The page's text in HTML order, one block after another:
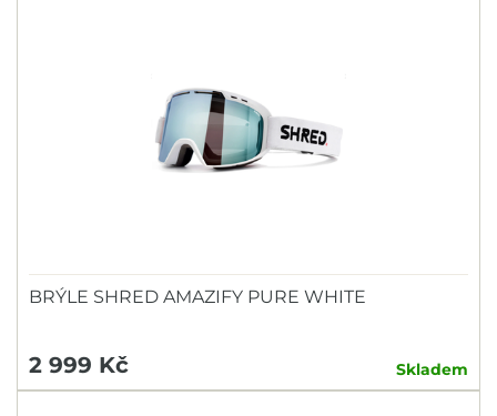
BRÝLE SHRED AMAZIFY PURE WHITE
2 999 Kč Skladem